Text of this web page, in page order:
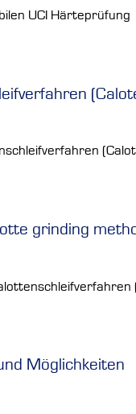
UCI Härteprüfung
grinding
Möglichkeiten